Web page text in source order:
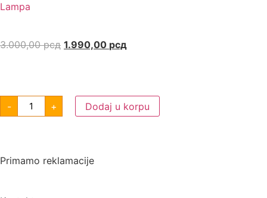
Lampa
3.000,00рсд 1.990,00 рсд
- + Dodaj u korpu
Primamo reklamacije